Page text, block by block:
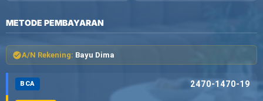
METODE PEMBAYARAN
A/N Rekening: Bayu Dima
BCA 2470-1470-19